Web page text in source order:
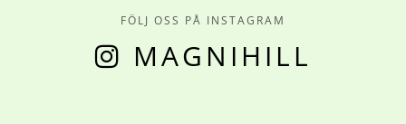
FÖLJ OSS PÅ INSTAGRAM
MAGNIHILL